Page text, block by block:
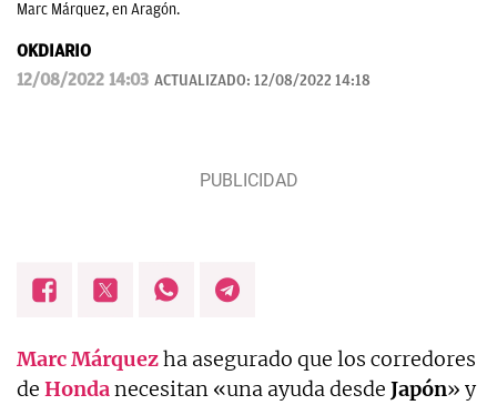
Marc Márquez, en Aragón.
OKDIARIO
12/08/2022 14:03 ACTUALIZADO: 12/08/2022 14:18
Marc Márquezha asegurado que los corredores
de Hondanecesitan «una ayuda desde Japón» y